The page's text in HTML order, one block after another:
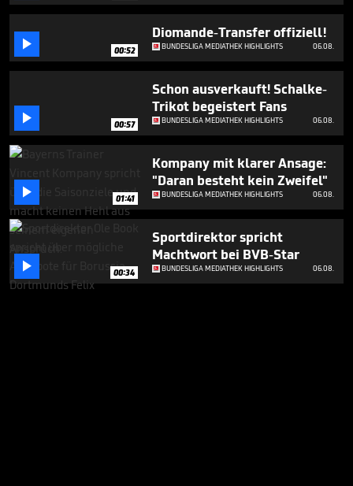
 00:52
Diomande-Transfer offiziell!
BUNDESLIGA MEDIATHEK HIGHLIGHTS 06.08.
 00:57
Schon ausverkauft! Schalke-
Trikot begeistert Fans
BUNDESLIGA MEDIATHEK HIGHLIGHTS 06.08.
 01:41
Kompany mit klarer Ansage:
"Daran besteht kein Zweifel"
BUNDESLIGA MEDIATHEK HIGHLIGHTS 06.08.
 00:34
Sportdirektor spricht
Machtwort bei BVB-Star
BUNDESLIGA MEDIATHEK HIGHLIGHTS 06.08.